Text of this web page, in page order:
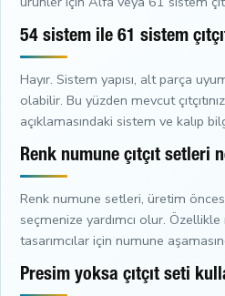
54 sistem ile 61 sistem
Hayır. Sistem yapısı, alt parça
olabilir. Bu yüzden mevcut
açıklamasındaki sistem ve kalıp
Renk numune çıtçıt setleri
Renk numune setleri, üretim
seçmenize yardımcı olur.
tasarımcılar için numune
Presim yoksa çıtçıt seti